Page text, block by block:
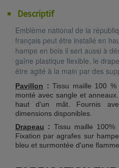
Descriptif
Emblème national de la
français peut être installé en
hampe en bois il sert aussi à
gaîne plastique flexible, le
être agité à la main par des
Pavillon :Tissu maille 100
monté avec sangle et
haut d'un mât. Fournis
dimensions disponibles.
Drapeau : Tissu maille
Fixation par agrafes sur
bleu et surmontée d'une